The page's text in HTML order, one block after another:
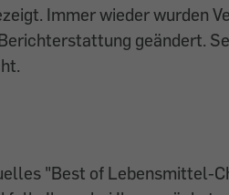
Immer wieder wurden
geändert.
"Best of Lebensmittel-